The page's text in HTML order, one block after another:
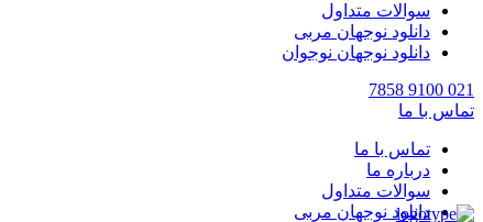
سوالات متداول
دانلود نوجهان مربی
دانلود نوجهان نوجوان
021 9100 7858
تماس با ما
تماس با ما
درباره ما
سوالات متداول
دانلود نوجهان مربی